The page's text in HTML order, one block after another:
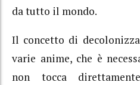
da tutto il mondo.
Il concetto di
varie anime, che è
non tocca